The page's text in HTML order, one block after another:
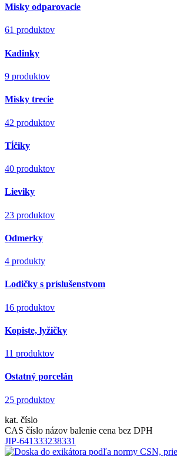
Misky odparovacie
61 produktov
Kadinky
9 produktov
Misky trecie
42 produktov
Tĺčiky
40 produktov
Lieviky
23 produktov
Odmerky
4 produkty
Lodičky s príslušenstvom
16 produktov
Kopiste, lyžičky
11 produktov
Ostatný porcelán
25 produktov
kat. číslo
CAS číslo názov balenie cena bez DPH
JIP-641333238331